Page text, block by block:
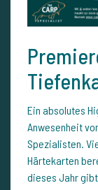
Ein absolutes
Anwesenheit
Spezialisten.
Härtekarten
dieses Jahr